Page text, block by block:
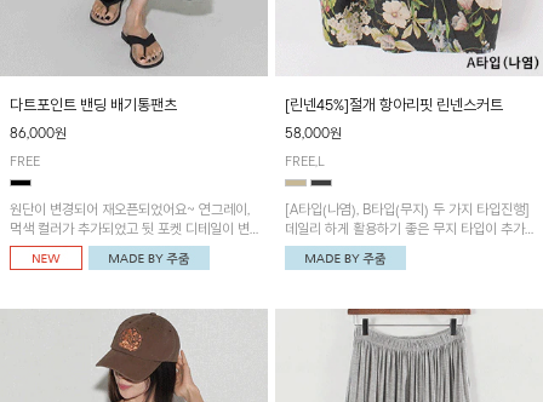
다트포인트 밴딩 배기통팬츠
86,000원
FREE
원단이 변경되어 재오픈되었어요~ 연그레이,
먹색 컬러가 추가되었고 뒷 포켓 디테일이 변
경되었습니다~가볍고 시원하게 착용되는 배
기통팬츠! 허리밴딩과 여유로운 통으로 편안해
[린넨45%]절개 항아리핏 린넨스커트
58,000원
FREE,L
[A타입(나염), B타입(무지) 두 가지 타입진행]
데일리 하게 활용하기 좋은 무지 타입이 추가
되었어요~ 볼륨감 있는 항아리핏 실루엣이 유
니크하며 포켓디테일이 POINT!